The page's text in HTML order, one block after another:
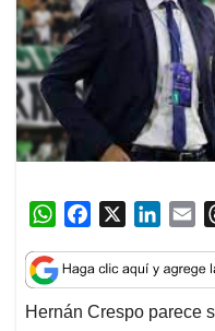
W
a
t
s
c
e
b
n
k
e
a
i
l
Hernán Crespo parece